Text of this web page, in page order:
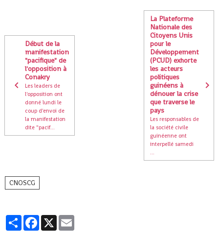
Début de la
manifestation
"pacifique" de
l'opposition à
Conakry
Les leaders de
l'opposition ont
donné lundi le
coup d'envoi de
la manifestation
dite "pacif...
La Plateforme
Nationale des
Citoyens Unis
pour le
Développement
(PCUD) exhorte
les acteurs
politiques
guinéens à
dénouer la crise
que traverse le
pays
Les responsables de
la société civile
guinéenne ont
interpellé samedi
CNOSCG
PartagerFacebook
X